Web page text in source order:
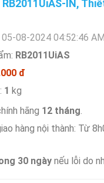
IN,
05-08-2024 04:52:46
RB2011UiAS
đ
1 kg
hãng 12 tháng.
hàng nội thành: Từ
30 ngàynếu lỗi do